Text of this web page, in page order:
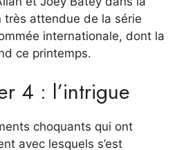
très attendue de la série
internationale, dont la
ce printemps.
4 : l’intrigue
choquants qui ont
avec lesquels s’est